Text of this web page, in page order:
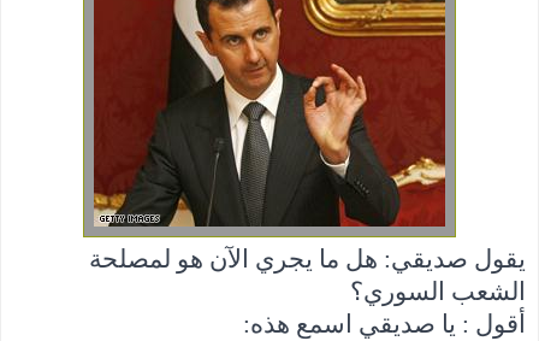
يقول صديقي: هل ما يجري الآن هو لمصلحة
الشعب السوري؟
أقول : يا صديقي اسمع هذه: